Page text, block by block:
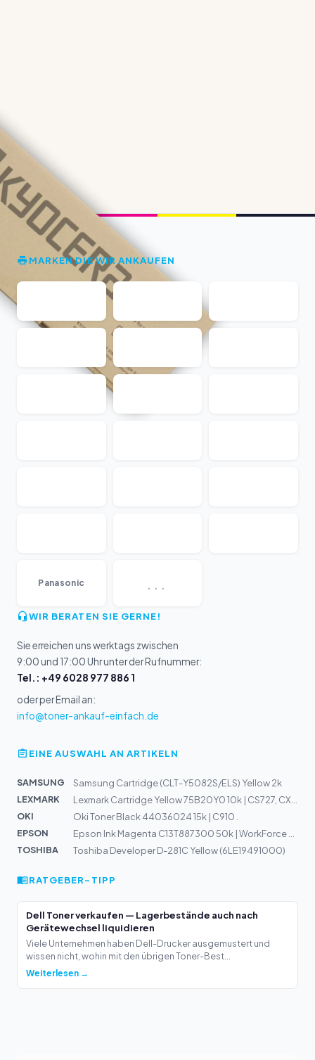
MARKEN DIE WIR ANKAUFEN
Panasonic ...
WIR BERATEN SIE GERNE!
Sie erreichen uns werktags zwischen
9:00 und 17:00 Uhr unter der Rufnummer:
Tel.: +49 6028 977 886 1
oder per Email an:
info@toner-ankauf-einfach.de
EINE AUSWAHL AN ARTIKELN
SAMSUNG
Samsung Cartridge (CLT-Y5082S/ELS) Yellow 2k
LEXMARK
Lexmark Cartridge Yellow 75B20Y0 10k | CS727, CX727, CS...
OKI
Oki Toner Black 44036024 15k | C910 .
EPSON
Epson Ink Magenta C13T887300 50k | WorkForce Enterprice...
TOSHIBA
Toshiba Developer D-281C Yellow (6LE19491000)
RATGEBER-TIPP
Dell Toner verkaufen — Lagerbestände auch nach
Gerätewechsel liquidieren
Viele Unternehmen haben Dell-Drucker ausgemustert und
wissen nicht, wohin mit den übrigen Toner-Best...
Weiterlesen →